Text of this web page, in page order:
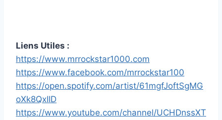
Liens Utiles :
https://www.mrrockstar1000.com
https://www.facebook.com/mrrockstar100
https://open.spotify.com/artist/61mgfJoftSgMG
oXk8QxIID
https://www.youtube.com/channel/UCHDnssXT